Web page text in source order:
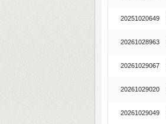
20251020649
20261028963
20261029067
20261029020
20261029049